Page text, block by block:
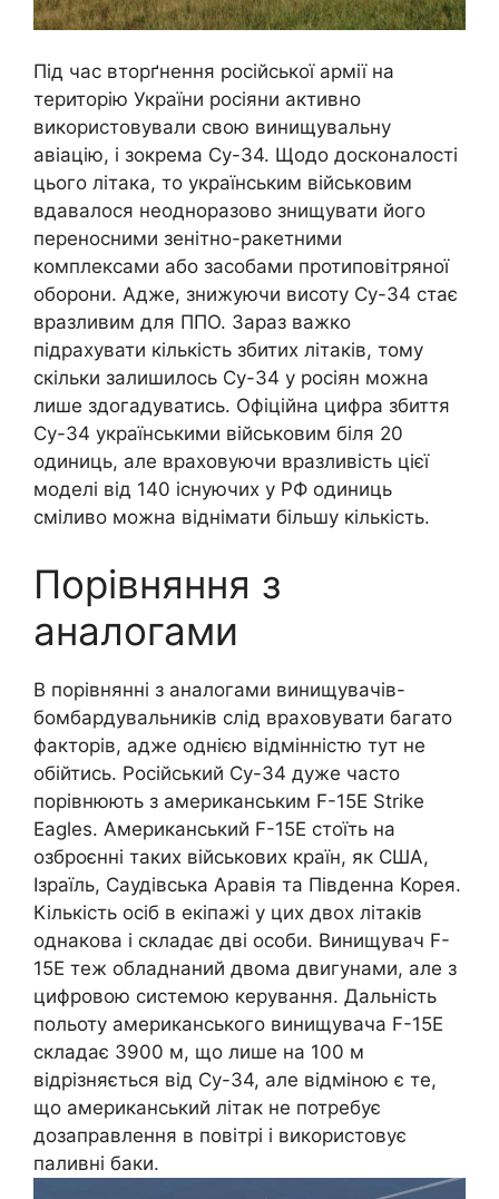
Під час вторґнення російської армії на
територію України росіяни активно
використовували свою винищувальну
авіацію, і зокрема Су-34. Щодо досконалості
цього літака, то українським військовим
вдавалося неодноразово знищувати його
переносними зенітно-ракетними
комплексами або засобами протиповітряної
оборони. Адже, знижуючи висоту Су-34 стає
вразливим для ППО. Зараз важко
підрахувати кількість збитих літаків, тому
скільки залишилось Су-34 у росіян можна
лише здогадуватись. Офіційна цифра збиття
Су-34 українськими військовим біля 20
одиниць, але враховуючи вразливість цієї
моделі від 140 існуючих у РФ одиниць
сміливо можна віднімати більшу кількість.
Порівняння з
аналогами
В порівнянні з аналогами винищувачів-
бомбардувальників слід враховувати багато
факторів, адже однією відмінністю тут не
обійтись. Російський Су-34 дуже часто
порівнюють з американським F-15E Strike
Eagles. Американський F-15E стоїть на
озброєнні таких військових країн, як США,
Ізраїль, Саудівська Аравія та Південна Корея.
Кількість осіб в екіпажі у цих двох літаків
однакова і складає дві особи. Винищувач F-
15E теж обладнаний двома двигунами, але з
цифровою системою керування. Дальність
польоту американського винищувача F-15E
складає 3900 м, що лише на 100 м
відрізняється від Су-34, але відміною є те,
що американський літак не потребує
дозаправлення в повітрі і використовує
паливні баки.